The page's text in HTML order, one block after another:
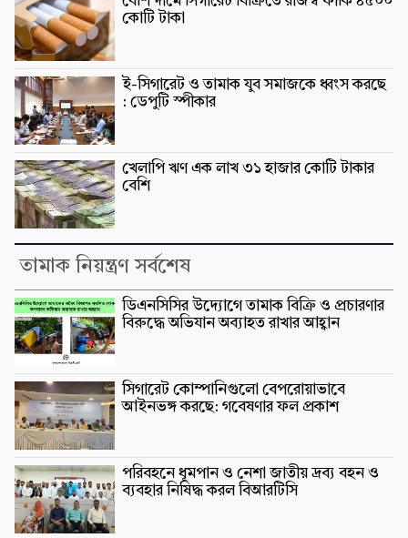
কোটি টাকা
ই-সিগারেট ও তামাক যুব সমাজকে ধ্বংস করছে
: ডেপুটি স্পীকার
খেলাপি ঋণ এক লাখ ৩১ হাজার কোটি টাকার
বেশি
তামাক নিয়ন্ত্রণ সর্বশেষ
ডিএনসিসির উদ্যোগে তামাক বিক্রি ও প্রচারণার
বিরুদ্ধে অভিযান অব্যাহত রাখার আহ্বান
সিগারেট কোম্পানিগুলো বেপরোয়াভাবে
আইনভঙ্গ করছে: গবেষণার ফল প্রকাশ
পরিবহনে ধূমপান ও নেশা জাতীয় দ্রব্য বহন ও
ব্যবহার নিষিদ্ধ করল বিআরটিসি